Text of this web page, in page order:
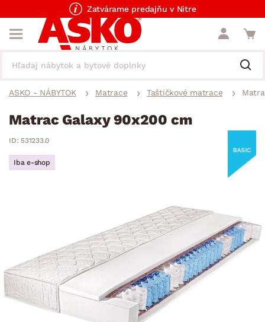
Zatvárame predajňu v Nitre
ASKO - NÁBYTOK Matrace Taštičkové matrace
Matrac Galaxy 90x200 cm
ID: 531233.0
Iba e-shop